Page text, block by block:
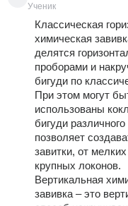
Ученик
Классическая
химическая
делятся
проборами и
бигуди по
При этом могут
использованы
бигуди
позволяет
завитки, от
крупных локонов.
Вертикальная
завивка – это